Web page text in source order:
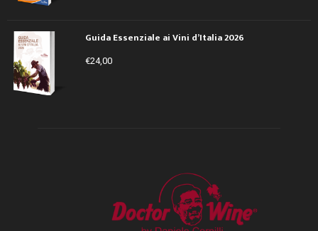
Guida Essenziale ai Vini d’Italia 2026
€24,00